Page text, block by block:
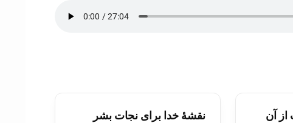
از آن نقشۀ خدا برای نجات بشر